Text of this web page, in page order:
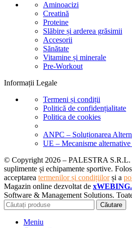
Aminoacizi
Creatină
Proteine
Slăbire și arderea grăsimii
Accesorii
Sănătate
Vitamine și minerale
Pre-Workout
Informații Legale
Termeni și condiții
Politică de confidențialitate
Politica de cookies
ANPC – Soluționarea
UE – Mecanisme
© Copyright 2026 – PALESTRA S.R.L.
suplimente și echipamente sportive.
acceptarea termenilor și condițiilorși a
Magazin online dezvoltat de
Software & Management Solutions.
Căutare
Meniu